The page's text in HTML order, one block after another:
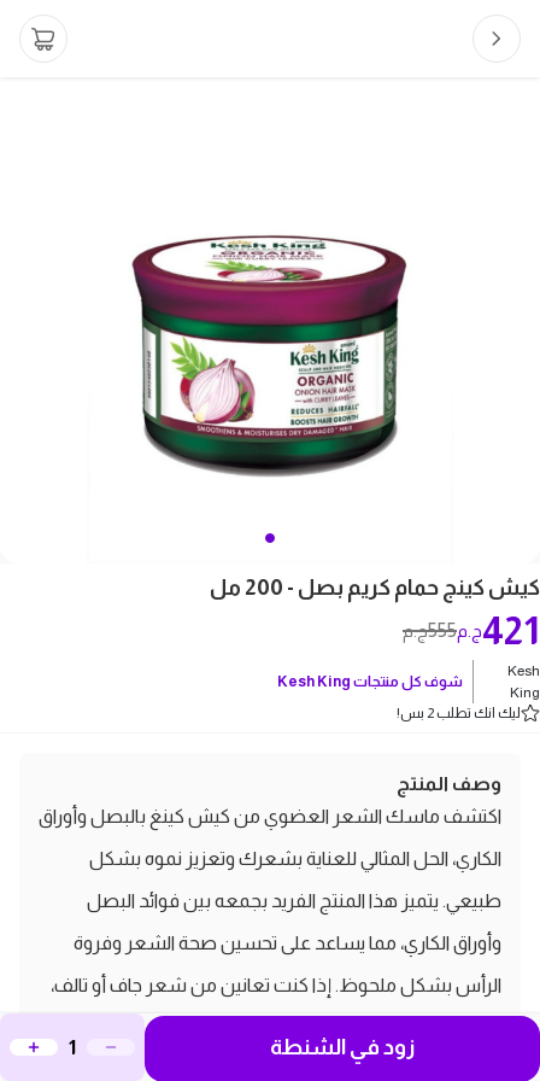
كيش كينج حمام كريم بصل - 200 مل
555ج.م 421ج.م
Kesh
King
شوف كل منتجات Kesh King
ليك انك تطلب 2 بس!
وصف المنتج
اكتشف ماسك الشعر العضوي من كيش كينغ بالبصل وأوراق
الكاري، الحل المثالي للعناية بشعرك وتعزيز نموه بشكل
طبيعي. يتميز هذا المنتج الفريد بجمعه بين فوائد البصل
وأوراق الكاري، مما يساعد على تحسين صحة الشعر وفروة
الرأس بشكل ملحوظ. إذا كنت تعانين من شعر جاف أو تالف،
فإن هذا الماسك يضمن لك ترطيبًا عميقًا، ويعمل على تقوية
الشعر وتعزيز نموه، ليصبح أكثر كثافة ولمعان. ينصح
زود في الشنطة